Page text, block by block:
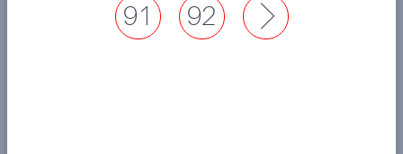
91
92 Next